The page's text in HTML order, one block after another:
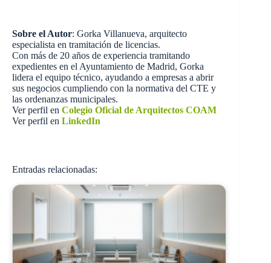
Sobre el Autor: Gorka Villanueva, arquitecto
especialista en tramitación de licencias.
Con más de 20 años de experiencia tramitando
expedientes en el Ayuntamiento de Madrid, Gorka
lidera el equipo técnico, ayudando a empresas a abrir
sus negocios cumpliendo con la normativa del CTE y
las ordenanzas municipales.
Ver perfil en Colegio Oficial de Arquitectos COAM
Ver perfil en LinkedIn
Entradas relacionadas: